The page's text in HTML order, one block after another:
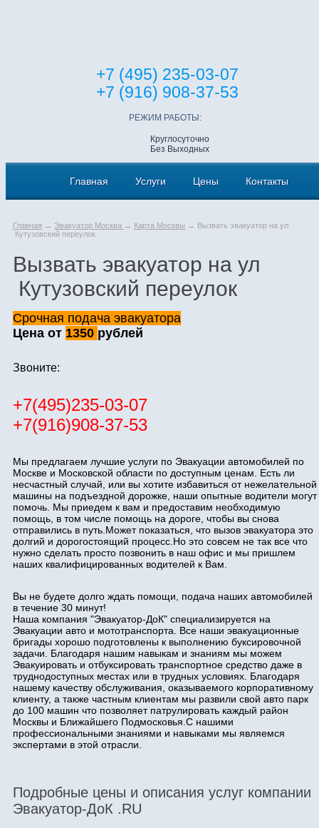
+7 (495) 235-03-07
+7 (916) 908-37-53
РЕЖИМ РАБОТЫ:
Круглосуточно
Без Выходных
Главная Услуги Цены Контакты
Главная → Эвакуатор Москва → Карта Москвы → Вызвать эвакуатор на ул
Кутузовский переулок
Вызвать эвакуатор на ул
Кутузовский переулок
Срочная подача эвакуатора
Цена от 1350 рублей
Звоните:
+7(495)235-03-07
+7(916)908-37-53
Мы предлагаем лучшие услуги по Эвакуации автомобилей по
Москве и Московской области по доступным ценам. Есть ли
несчастный случай, или вы хотите избавиться от нежелательной
машины на подъездной дорожке, наши опытные водители могут
помочь. Мы приедем к вам и предоставим необходимую
помощь, в том числе помощь на дороге, чтобы вы снова
отправились в путь.Может показаться, что вызов эвакуатора это
долгий и дорогостоящий процесс.Но это совсем не так все что
нужно сделать просто позвонить в наш офис и мы пришлем
наших квалифицированных водителей к Вам.
Вы не будете долго ждать помощи, подача наших автомобилей
в течение 30 минут!
Наша компания "Эвакуатор-ДоК" специализируется на
Эвакуации авто и мототранспорта. Все наши эвакуационные
бригады хорошо подготовлены к выполнению буксировочной
задачи. Благодаря нашим навыкам и знаниям мы можем
Эвакуировать и отбуксировать транспортное средство даже в
труднодоступных местах или в трудных условиях. Благодаря
нашему качеству обслуживания, оказываемого корпоративному
клиенту, а также частным клиентам мы развили свой авто парк
до 100 машин что позволяет патрулировать каждый район
Москвы и Ближайшего Подмосковья.С нашими
профессиональными знаниями и навыками мы являемся
экспертами в этой отрасли.
Подробные цены и описания услуг компании
Эвакуатор-ДоК .RU